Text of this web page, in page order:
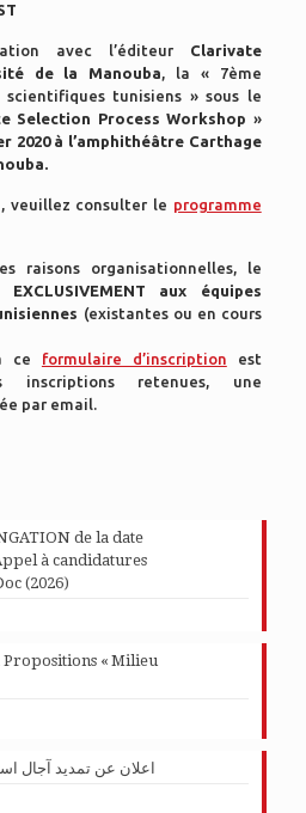
avec l’éditeur Clarivate
de la Manouba, la « 7ème
scientifiques tunisiens » sous le
Selection Process Workshop »
2020 à l’amphithéâtre Carthage
veuillez consulter le programme
raisons organisationnelles, le
EXCLUSIVEMENT
aux équipes
(existantes ou en cours
ce formulaire d’inscription est
inscriptions retenues, une
par email.
de la date
à candidatures
(2026)
Propositions « Milieu
اعلان عن تمديد آجال